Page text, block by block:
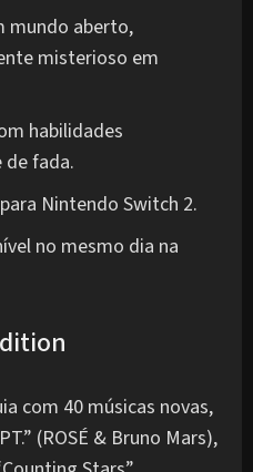
mundo aberto,
misterioso em
habilidades
fada.
Nintendo Switch 2.
no mesmo dia na
com 40 músicas novas,
(ROSÉ & Bruno Mars),